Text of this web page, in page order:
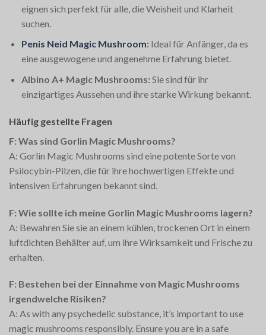
eignen sich perfekt für alle, die Weisheit und Klarheit
suchen.
Penis Neid Magic Mushroom: Ideal für Anfänger, da es
eine ausgewogene und angenehme Erfahrung bietet.
Albino A+ Magic Mushrooms: Sie sind für ihr
einzigartiges Aussehen und ihre starke Wirkung bekannt.
Häufig gestellte Fragen
F: Was sind Gorlin Magic Mushrooms?
A: Gorlin Magic Mushrooms sind eine potente Sorte von
Psilocybin-Pilzen, die für ihre hochwertigen Effekte und
intensiven Erfahrungen bekannt sind.
F: Wie sollte ich meine Gorlin Magic Mushrooms lagern?
A: Bewahren Sie sie an einem kühlen, trockenen Ort in einem
luftdichten Behälter auf, um ihre Wirksamkeit und Frische zu
erhalten.
F: Bestehen bei der Einnahme von Magic Mushrooms
irgendwelche Risiken?
A: As with any psychedelic substance, it’s important to use
magic mushrooms responsibly. Ensure you are in a safe